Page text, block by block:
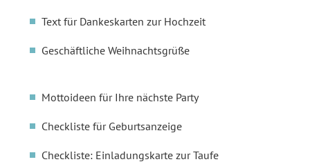
Text für Dankeskarten zur Hochzeit
Geschäftliche Weihnachtsgrüße
Mottoideen für Ihre nächste Party
Checkliste für Geburtsanzeige
Checkliste: Einladungskarte zur Taufe